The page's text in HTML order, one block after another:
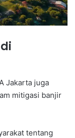
Jakarta juga
mitigasi banjir
tentang